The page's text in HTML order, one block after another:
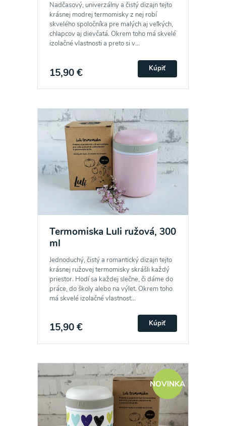
Nadčasový, univerzálny a čistý dizajn tejto
krásnej modrej termomisky z nej robí
skvelého spoločníka pre malých aj veľkých,
chlapcov aj dievčatá. Okrem toho má skvelé
izolačné vlastnosti a preto si v...
15,90 € Kúpiť
Termomiska Luli ružová, 300
ml
Jednoduchý, čistý a romantický dizajn tejto
krásnej ružovej termomisky skrášli každý
priestor. Hodí sa každej slečne, či dáme do
práce, do školy alebo na výlet. Okrem toho
má skvelé izolačné vlastnost...
15,90 € Kúpiť
NOVINKA
Odber noviniek a akcií
zasielania newsletteru a potvrdzujem, že som si
prečítal(a)informácie o Ochrane osobných
údajova súhlasím s nimi.
Súhlasím